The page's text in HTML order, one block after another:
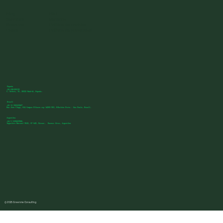
© 2025 Greenme Consulting
España
+34 636125013
C. Sófora, 15, 28020 Madrid, España.
Brasil
+55 11 993103257
Rua João Clapp, 604 Campos Eliseos cep 14080-350, Ribeirão Preto - Sao Paulo, Brasil.
Argentina
+54 9 1135803986
Ingeniero Marconi 3622, CP 643, Béccar, Buenos Aires, Argentina